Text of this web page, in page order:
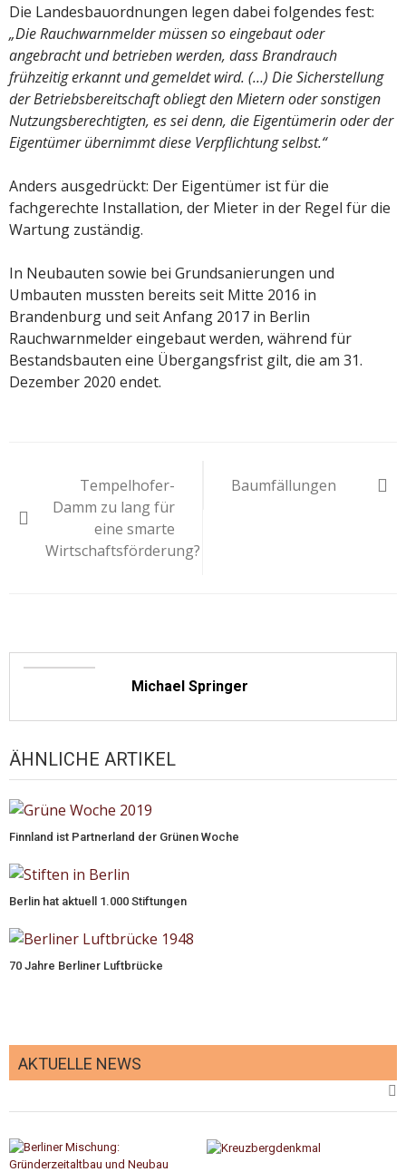
Die Landesbauordnungen legen dabei folgendes fest:
„Die Rauchwarnmelder müssen so eingebaut oder
angebracht und betrieben werden, dass Brandrauch
frühzeitig erkannt und gemeldet wird. (…) Die Sicherstellung
der Betriebsbereitschaft obliegt den Mietern oder sonstigen
Nutzungsberechtigten, es sei denn, die Eigentümerin oder der
Eigentümer übernimmt diese Verpflichtung selbst.“
Anders ausgedrückt: Der Eigentümer ist für die
fachgerechte Installation, der Mieter in der Regel für die
Wartung zuständig.
In Neubauten sowie bei Grundsanierungen und
Umbauten mussten bereits seit Mitte 2016 in
Brandenburg und seit Anfang 2017 in Berlin
Rauchwarnmelder eingebaut werden, während für
Bestandsbauten eine Übergangsfrist gilt, die am 31.
Dezember 2020 endet.
Tempelhofer-
Damm zu lang für
eine smarte
Wirtschaftsförderung?
Baumfällungen
Michael Springer
ÄHNLICHE ARTIKEL
Finnland ist Partnerland der Grünen Woche
Berlin hat aktuell 1.000 Stiftungen
70 Jahre Berliner Luftbrücke
AKTUELLE NEWS